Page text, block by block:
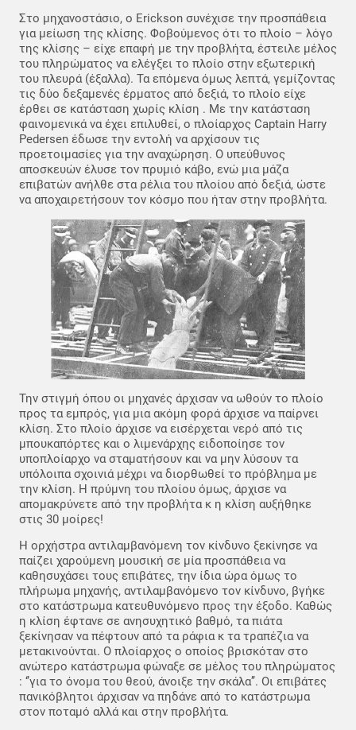
Στο μηχανοστάσιο, ο Erickson συνέχισε την προσπάθεια
για μείωση της κλίσης. Φοβούμενος ότι το πλοίο – λόγο
της κλίσης – είχε επαφή με την προβλήτα, έστειλε μέλος
του πληρώματος να ελέγξει το πλοίο στην εξωτερική
του πλευρά (έξαλλα). Τα επόμενα όμως λεπτά, γεμίζοντας
τις δύο δεξαμενές έρματος από δεξιά, το πλοίο είχε
έρθει σε κατάσταση χωρίς κλίση . Με την κατάσταση
φαινομενικά να έχει επιλυθεί, ο πλοίαρχος Captain Harry
Pedersen έδωσε την εντολή να αρχίσουν τις
προετοιμασίες για την αναχώρηση. Ο υπεύθυνος
αποσκευών έλυσε τον πρυμιό κάβο, ενώ μια μάζα
επιβατών ανήλθε στα ρέλια του πλοίου από δεξιά, ώστε
να αποχαιρετήσουν τον κόσμο που ήταν στην προβλήτα.
Την στιγμή όπου οι μηχανές άρχισαν να ωθούν το πλοίο
προς τα εμπρός, για μια ακόμη φορά άρχισε να παίρνει
κλίση. Στο πλοίο άρχισε να εισέρχεται νερό από τις
μπουκαπόρτες και ο λιμενάρχης ειδοποίησε τον
υποπλοίαρχο να σταματήσουν και να μην λύσουν τα
υπόλοιπα σχοινιά μέχρι να διορθωθεί το πρόβλημα με
την κλίση. Η πρύμνη του πλοίου όμως, άρχισε να
απομακρύνετε από την προβλήτα κ η κλίση αυξήθηκε
στις 30 μοίρες!
Η ορχήστρα αντιλαμβανόμενη τον κίνδυνο ξεκίνησε να
παίζει χαρούμενη μουσική σε μία προσπάθεια να
καθησυχάσει τους επιβάτες, την ίδια ώρα όμως το
πλήρωμα μηχανής, αντιλαμβανόμενο τον κίνδυνο, βγήκε
στο κατάστρωμα κατευθυνόμενο προς την έξοδο. Καθώς
η κλίση έφτανε σε ανησυχητικό βαθμό, τα πιάτα
ξεκίνησαν να πέφτουν από τα ράφια κ τα τραπέζια να
μετακινούνται. Ο πλοίαρχος ο οποίος βρισκόταν στο
ανώτερο κατάστρωμα φώναξε σε μέλος του πληρώματος
: ‘’για το όνομα του θεού, άνοιξε την σκάλα’’. Οι επιβάτες
πανικόβλητοι άρχισαν να πηδάνε από το κατάστρωμα
στον ποταμό αλλά και στην προβλήτα.